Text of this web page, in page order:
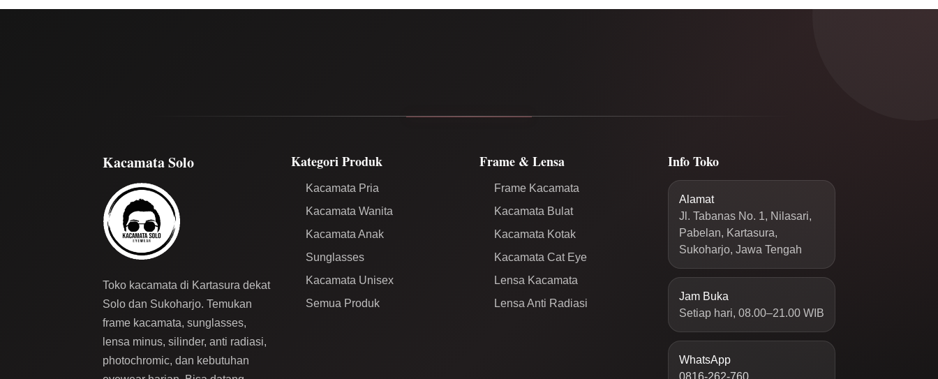
Kacamata Solo
Toko kacamata di Kartasura dekat
Solo dan Sukoharjo. Temukan
frame kacamata, sunglasses,
lensa minus, silinder, anti radiasi,
photochromic, dan kebutuhan
Kategori Produk
Kacamata Pria
Kacamata Wanita
Kacamata Anak
Sunglasses
Kacamata Unisex
Semua Produk
Frame & Lensa
Frame Kacamata
Kacamata Bulat
Kacamata Kotak
Kacamata Cat Eye
Lensa Kacamata
Lensa Anti Radiasi
Info Toko
Alamat
Jl. Tabanas No. 1, Nilasari,
Pabelan, Kartasura,
Sukoharjo, Jawa Tengah
Jam Buka
Setiap hari, 08.00–21.00 WIB
WhatsApp
0816-262-760